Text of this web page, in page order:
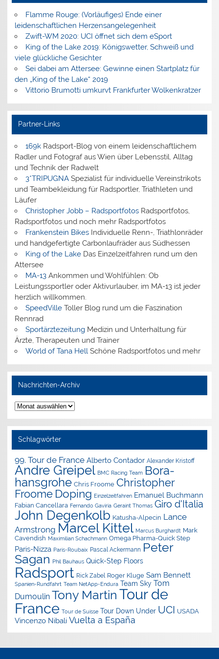
Flamme Rouge: (Vorläufiges) Ende einer
leidenschaftlichen Herzensangelegenheit
Zwift-WM 2020: UCI öffnet sich dem eSport
King of the Lake 2019: Königswetter, Schweiß und
viele glückliche Gesichter
Sei dabei am Attersee: Gewinne einen Startplatz für
den „King of the Lake“ 2019
Vittorio Brumotti umkurvt Frankfurter Wolkenkratzer
Partner-Links
169kRadsport-Blog von einem leidenschaftlichem
Radler und Fotograf aus Wien über Lebensstil, Alltag
und Technik der Radwelt
3*TRIPUGNASpezialist für individuelle Vereinstrikots
und Teambekleidung für Radsportler, Triathleten und
Läufer
Christopher Jobb – RadsportfotosRadsportfotos,
Radsportfotos und noch mehr Radsportfotos
Frankenstein BikesIndividuelle Renn-, Triathlonräder
und handgefertigte Carbonlaufräder aus Südhessen
King of the LakeDas Einzelzeitfahren rund um den
Attersee
MA-13Ankommen und Wohlfühlen: Ob
Leistungssportler oder Aktivurlauber, im MA-13 ist jeder
herzlich willkommen.
SpeedVilleToller Blog rund um die Faszination
Rennrad
SportärztezeitungMedizin und Unterhaltung für
Ärzte, Therapeuten und Trainer
World of Tana HellSchöne Radsportfotos und mehr
Nachrichten-Archiv
Nachrichten-
Archiv
Schlagwörter
99. Tour de France Alberto Contador Alexander Kristoff
Andre Greipel BMC Racing Team Bora-
hansgrohe Chris Froome Christopher
Froome Doping Einzelzeitfahren Emanuel Buchmann
Fabian Cancellara Fernando Gaviria Geraint Thomas Giro d'Italia
John Degenkolb Katusha-Alpecin Lance
Armstrong Marcel Kittel Marcus Burghardt Mark
Cavendish Maximilian Schachmann Omega Pharma-Quick Step
Paris-Nizza Paris-Roubaix Pascal Ackermann Peter
Sagan Phil Bauhaus Quick-Step Floors
Radsport Rick Zabel Roger Kluge Sam Bennett
Spanien-Rundfahrt Team NetApp-Endura Team Sky Tom
Dumoulin Tony Martin Tour de
France Tour de Suisse Tour Down Under UCI USADA
Vincenzo Nibali Vuelta a España